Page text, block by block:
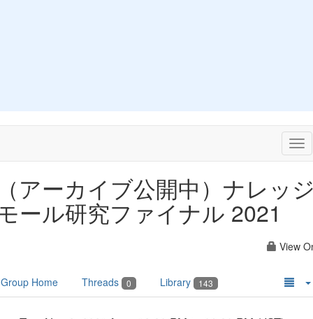
アーカイブ公開中）ナレッ
ール研究ファイナル 2021
View
Group Home Threads 0 Library 143